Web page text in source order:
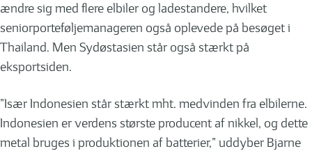
ændre sig med flere elbiler og ladestandere, hvilket
seniorporteføljemanageren også oplevede på besøget i
Thailand. Men Sydøstasien står også stærkt på
eksportsiden.
”Især Indonesien står stærkt mht. medvinden fra elbilerne.
Indonesien er verdens største producent af nikkel, og dette
metal bruges i produktionen af batterier,” uddyber Bjarne